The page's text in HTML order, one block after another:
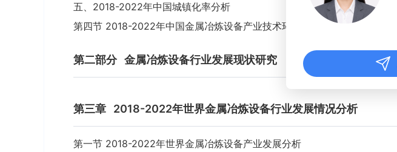
五、2018-2022年中国城镇化率分析
第四节 2018-2022年中国金属冶炼设备产业技术环境分析
第二部分 金属冶炼设备行业发展现状研究
第三章 2018-2022年世界金属冶炼设备行业发展情况分析
第一节 2018-2022年世界金属冶炼设备产业发展分析